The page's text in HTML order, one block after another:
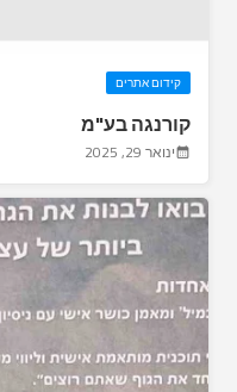
קידום אתרים
קורנגה בע"מ
ינואר 29, 2025